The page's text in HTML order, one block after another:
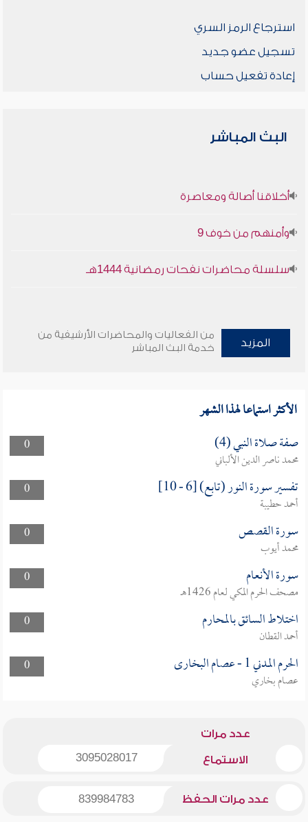
استرجاع الرمز السري
تسجيل عضو جديد
إعادة تفعيل حساب
البث المباشر
أخلاقنا أصالة ومعاصرة
وأمنهم من خوف 9
سلسلة محاضرات نفحات رمضانية 1444هـ
المزيد
من الفعاليات والمحاضرات الأرشيفية من
خدمة البث المباشر
الأكثر استماعا لهذا الشهر
0 صفة صلاة النبي (4)
محمد ناصر الدين الألباني
0
تفسير سورة النور (تابع) [6 - 10]
أحمد حطيبة
0
سورة القصص
محمد أيوب
0
سورة الأنعام
مصحف الحرم المكي لعام 1426هـ
0
اختلاط السائق بالمحارم
أحمد القطان
0
الحرم المدني 1 - عصام البخارى
عصام بخاري
عدد مرات
الاستماع 3095028017
عدد مرات الحفظ 839984783